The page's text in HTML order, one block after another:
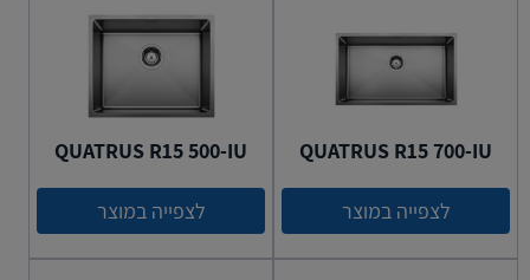
QUATRUS R15 700-IU
לצפייה במוצר
QUATRUS R15 500-IU
לצפייה במוצר